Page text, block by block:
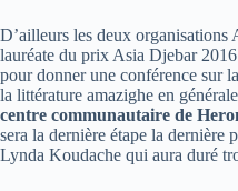
D’ailleurs les deux
lauréate du prix Asia Djebar
pour donner une conférence sur
la littérature amazighe en
centre communautaire de
sera la dernière étape la dernière
Lynda Koudache qui aura duré